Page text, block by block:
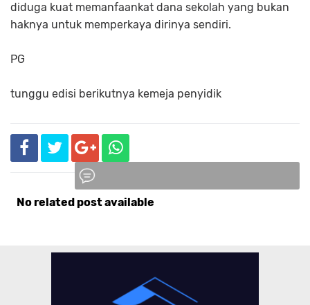
diduga kuat memanfaankat dana sekolah yang bukan
haknya untuk memperkaya dirinya sendiri.
PG
tunggu edisi berikutnya kemeja penyidik
No related post available